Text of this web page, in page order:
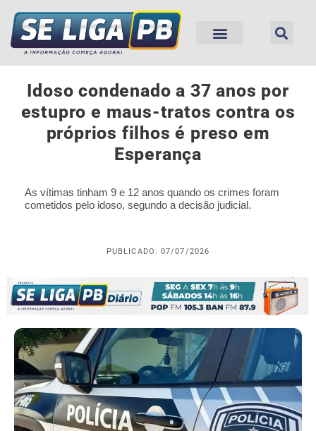
Idoso condenado a 37 anos por
estupro e maus-tratos contra os
próprios filhos é preso em
Esperança
As vítimas tinham 9 e 12 anos quando os crimes foram
cometidos pelo idoso, segundo a decisão judicial.
PUBLICADO: 07/07/2026